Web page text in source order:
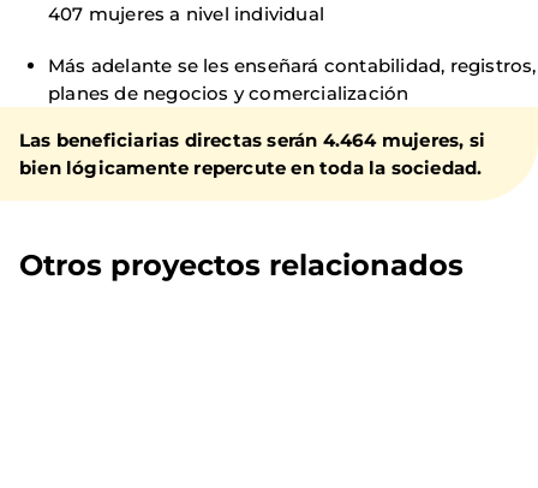
407 mujeres a nivel individual
Más adelante se les enseñará contabilidad, registros,
planes de negocios y comercialización
Las beneficiarias directas serán 4.464 mujeres, si
bien lógicamente repercute en toda la sociedad.
Otros proyectos relacionados